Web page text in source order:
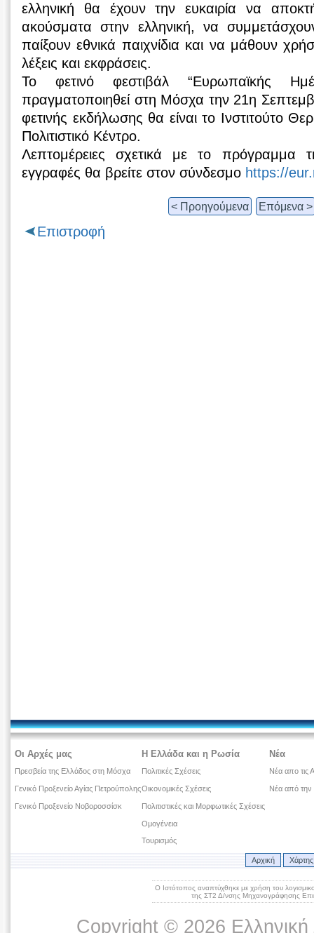
ελληνική θα έχουν την ευκαιρία να
ακούσματα στην ελληνική, να
παίξουν εθνικά παιχνίδια και να μάθουν
λέξεις και εκφράσεις.
Το φετινό φεστιβάλ “Ευρωπαϊκής
πραγματοποιηθεί στη Μόσχα την 21η
φετινής εκδήλωσης θα είναι το Ινστιτούτο
Πολιτιστικό Κέντρο.
Λεπτομέρειες σχετικά με το πρόγραμμα
εγγραφές θα βρείτε στον σύνδεσμο https://
< Προηγούμενα Επόμενα >
Επιστροφή
Οι Αρχές μας
Πρεσβεία της Ελλάδος στη Μόσχα
Γενικό Προξενείο Αγίας Πετρούπολης
Γενικό Προξενείο Νοβοροσσίσκ
Η Ελλάδα και η Ρωσία
Πολιτικές Σχέσεις
Οικονομικές Σχέσεις
Πολιτιστικές και Μορφωτικές Σχέσεις
Ομογένεια
Τουρισμός
Νέα
Νέα απο τις
Νέα από την
Αρχική
Ο Ιστότοπος αναπτύχθηκε με χρήση του
της ΣΤ2 Δ/νσης Μηχανογράφησης
Copyright © 2026